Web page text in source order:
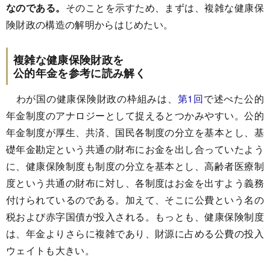
なのである。 そのことを示すため、まずは、複雑な健康保
険財政の構造の解明からはじめたい。
複雑な健康保険財政を
公的年金を参考に読み解く
わが国の健康保険財政の枠組みは、 第1回で述べた公的
年金制度のアナロジーとして捉えるとつかみやすい。公的
年金制度が厚生、共済、国民各制度の分立を基本とし、基
礎年金勘定という共通の財布にお金を出し合っていたよう
に、健康保険制度も制度の分立を基本とし、高齢者医療制
度という共通の財布に対し、各制度はお金を出すよう義務
付けられているのである。加えて、そこに公費という名の
税および赤字国債が投入される。もっとも、健康保険制度
は、年金よりさらに複雑であり、財源に占める公費の投入
ウェイトも大きい。